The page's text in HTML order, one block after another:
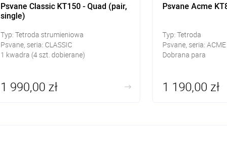
Psvane Classic KT150 - Quad (pair,
single)
Typ: Tetroda strumieniowa
Psvane, seria: CLASSIC
1 kwadra (4 szt. dobierane)
1 990,00 zł
Psvane Acme
Typ: Tetroda
Psvane, seria: ACME
Dobrana para
1 190,00 zł